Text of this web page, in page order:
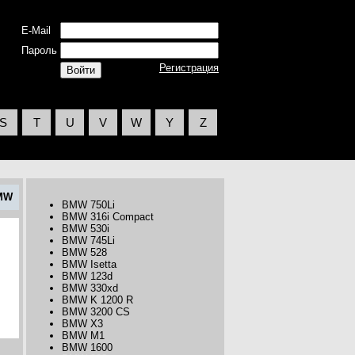
E-Mail
Пароль
Регистрация
S T U V W Y Z
BMW 750Li
BMW 316i Compact
BMW 530i
BMW 745Li
BMW 528
BMW Isetta
BMW 123d
BMW 330xd
BMW K 1200 R
BMW 3200 CS
BMW X3
BMW M1
BMW 1600